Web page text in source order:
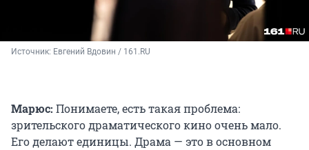
Источник: Евгений Вдовин / 161.RU
Марюс: Понимаете, есть такая проблема:
зрительского драматического кино очень мало.
Его делают единицы. Драма — это в основном